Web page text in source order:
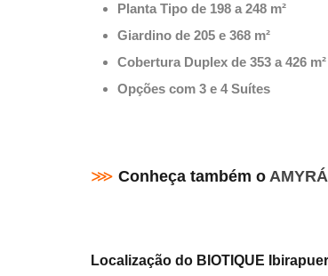
Planta Tipo de 198 a 248 m²
Giardino de 205 e 368 m²
Cobertura Duplex de 353 a 426 m²
Opções com 3 e 4 Suítes
⋙ Conheça também o
Localização do BIOTIQUE